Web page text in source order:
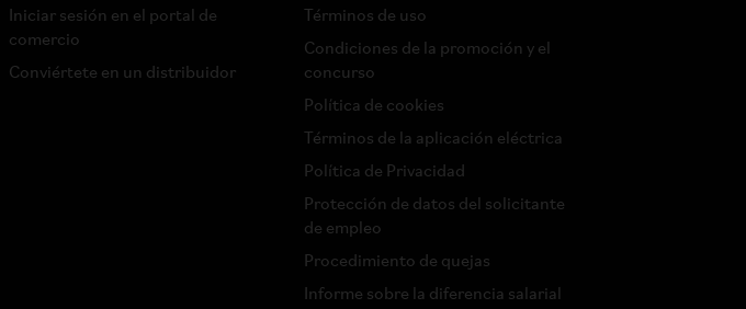
Iniciar sesión en el portal de
comercio
Conviértete en un distribuidor
Términos de uso
Condiciones de la promoción y el
concurso
Política de cookies
Términos de la aplicación eléctrica
Política de Privacidad
Protección de datos del solicitante
de empleo
Procedimiento de quejas
Informe sobre la diferencia salarial